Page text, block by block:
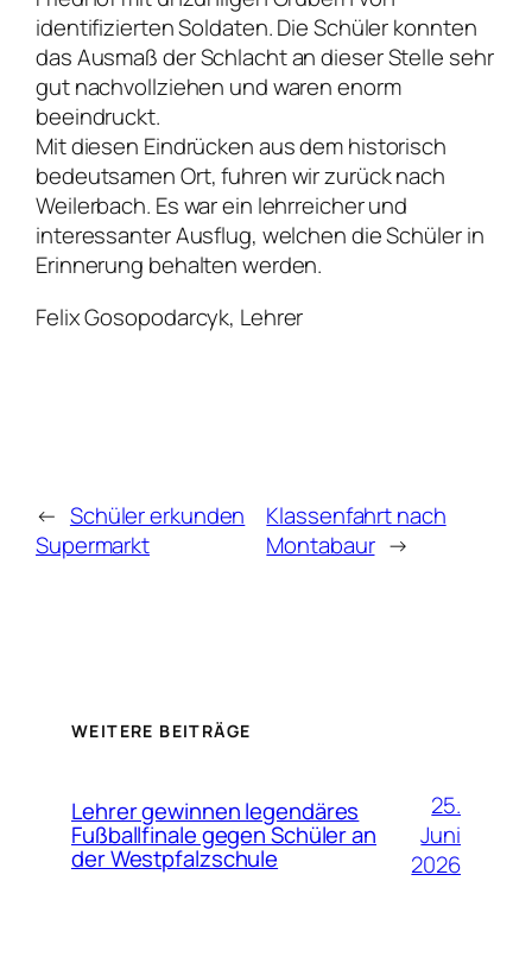
identifizierten Soldaten. Die Schüler konnten
das Ausmaß der Schlacht an dieser Stelle sehr
gut nachvollziehen und waren enorm
beeindruckt.
Mit diesen Eindrücken aus dem historisch
bedeutsamen Ort, fuhren wir zurück nach
Weilerbach. Es war ein lehrreicher und
interessanter Ausflug, welchen die Schüler in
Erinnerung behalten werden.
Felix Gosopodarcyk, Lehrer
← Schüler erkunden
Supermarkt
Klassenfahrt nach
Montabaur →
WEITERE BEITRÄGE
Lehrer gewinnen legendäres
Fußballfinale gegen Schüler an
der Westpfalzschule
25.
Juni
2026